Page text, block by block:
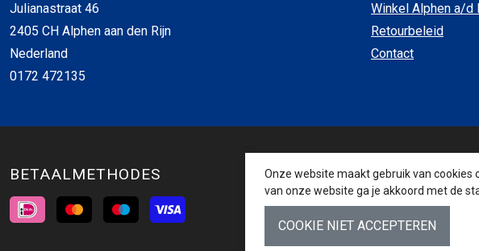
Julianastraat 46
2405 CH Alphen aan den Rijn
Nederland
0172 472135
Winkel Alphen a/d
Retourbeleid
Contact
BETAALMETHODES
Onze website maakt gebruik van cookies
van onze website ga je akkoord met de